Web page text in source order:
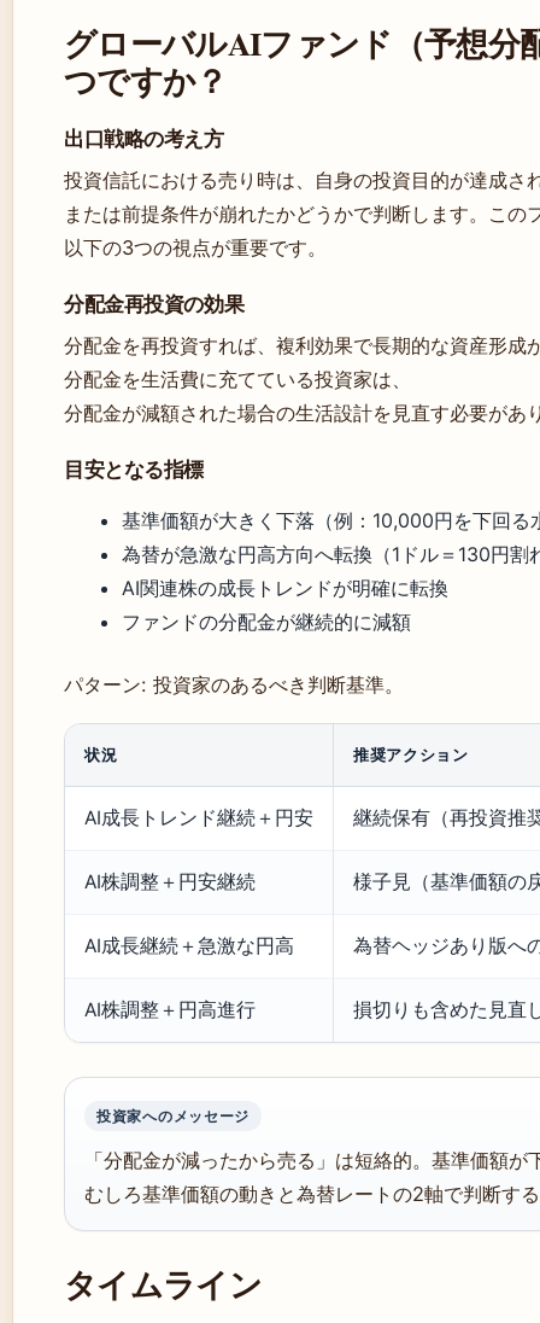
グローバルAIファンド（予想分
つですか？
出口戦略の考え方
投資信託における売り時は、自身の投資目的が達成さ
または前提条件が崩れたかどうかで判断します。この
以下の3つの視点が重要です。
分配金再投資の効果
分配金を再投資すれば、複利効果で長期的な資産形成
分配金を生活費に充てている投資家は、
分配金が減額された場合の生活設計を見直す必要があ
目安となる指標
基準価額が大きく下落（例：10,000円を下回る
為替が急激な円高方向へ転換（1ドル＝130円割
AI関連株の成長トレンドが明確に転換
ファンドの分配金が継続的に減額
パターン: 投資家のあるべき判断基準。
状況 推奨アクション
AI成長トレンド継続＋円安 継続保有（再投資推
AI株調整＋円安継続 様子見（基準価額の
AI成長継続＋急激な円高 為替ヘッジあり版へ
AI株調整＋円高進行 損切りも含めた見直
投資家へのメッセージ
「分配金が減ったから売る」は短絡的。基準価額
むしろ基準価額の動きと為替レートの2軸で判断す
タイムライン